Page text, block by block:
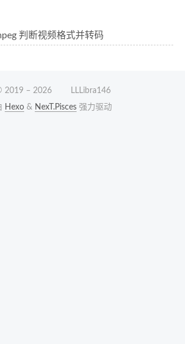
判断视频格式并转码
2019 –2026
LLLibra146
Hexo & NexT.Pisces 强力驱动